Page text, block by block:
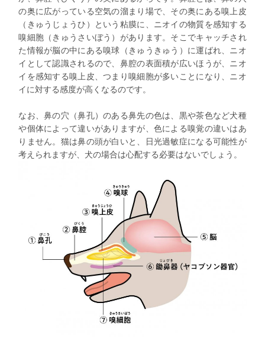
の奥に広がっている空気の溜まり場で、その奥にある嗅上皮
（きゅうじょうひ）という粘膜に、ニオイの物質を感知する
嗅細胞（きゅうさいぼう）があります。そこでキャッチされ
た情報が脳の中にある嗅球（きゅうきゅう）に運ばれ、ニオ
イとして認識されるので、鼻腔の表面積が広いほうが、ニオ
イを感知する嗅上皮、つまり嗅細胞が多いことになり、ニオ
イに対する感度が高くなるのです。
なお、鼻の穴（鼻孔）のある鼻先の色は、黒や茶色など犬種
や個体によって違いがありますが、色による嗅覚の違いはあ
りません。猫は鼻の頭が白いと、日光過敏症になる可能性が
考えられますが、犬の場合は心配する必要はないでしょう。